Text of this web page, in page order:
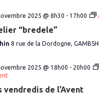
2025 @ 8h30 - 17h00
“bredele”
8 rue de la Dordogne,
2025 @ 18h00 - 20h00
vendredis de l’Avent